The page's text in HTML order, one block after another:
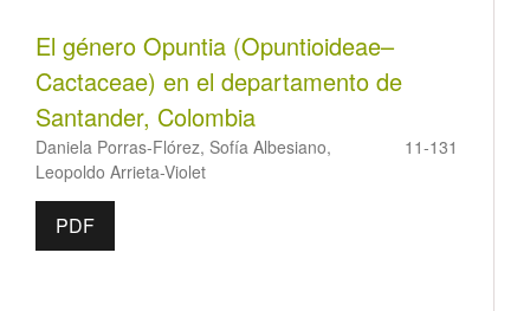
El género Opuntia (Opuntioideae–
Cactaceae) en el departamento de
Santander, Colombia
Daniela Porras-Flórez, Sofía Albesiano,
Leopoldo Arrieta-Violet
11-131
PDF